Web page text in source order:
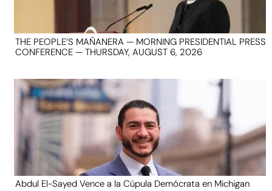
THE PEOPLE’S MAÑANERA — MORNING PRESIDENTIAL PRESS
CONFERENCE — THURSDAY, AUGUST 6, 2026
Abdul El-Sayed Vence a la Cúpula Demócrata en Michigan